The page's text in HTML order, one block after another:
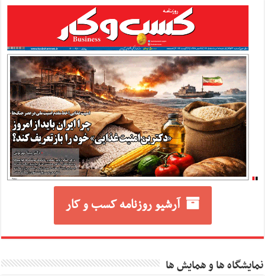
آرشیو روزنامه کسب و کار
نمایشگاه ها و همایش ها